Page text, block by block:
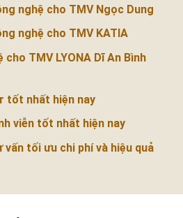
nghệ cho TMV Ngọc Dung
nghệ cho TMV KATIA
TMV LYONA Dĩ An Bình
tốt nhất hiện nay
viễn tốt nhất hiện nay
vấn tối ưu chi phí và hiệu quả